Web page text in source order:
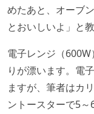
めたあと、オーブ
とおいしいよ」と
電子レンジ（
りが漂います。電
ますが、筆者はカ
ントースターで5～